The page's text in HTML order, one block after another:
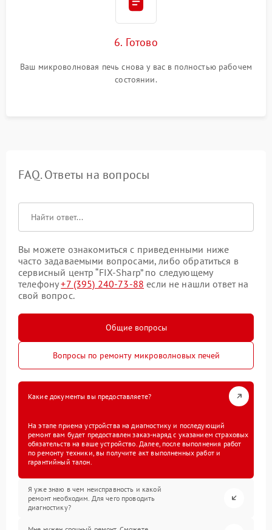
6. Готово
Ваш микроволновая печь снова у вас в полностью рабочем
состоянии.
FAQ. Ответы на вопросы
Вы можете ознакомиться с приведенными ниже
часто задаваемыми вопросами, либо обратиться в
сервисный центр “FIX-Sharp” по следующему
телефону+7 (395) 240-73-88 если не нашли ответ на
свой вопрос.
Общие вопросы
Вопросы по ремонту микроволновых печей
Какие документы вы предоставляете?
На этапе приема устройства на диагностику и последующий
ремонт вам будет предоставлен заказ-наряд с указанием страховых
обязательств на ваше устройство. Далее, после выполнения работ
по ремонту техники, вы получите акт выполненных работ и
гарантийный талон.
Я уже знаю в чем неисправность и какой
ремонт необходим. Для чего проводить
диагностику?